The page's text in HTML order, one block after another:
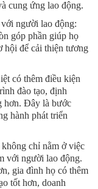
cung ứng lao động.
người lao động:
góp phần giúp họ
hội để cải thiện tương
có thêm điều kiện
đào tạo, định
hơn. Đây là bước
hành phát triển
chỉ nằm ở việc
với người lao động.
gia đình họ có thêm
tốt hơn, doanh